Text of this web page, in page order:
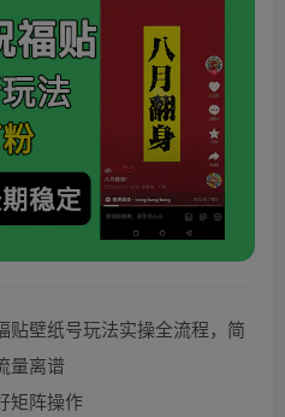
贴壁纸号玩法实操全流程，简
量离谱
矩阵操作